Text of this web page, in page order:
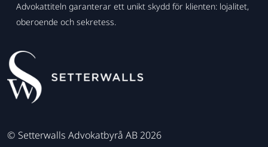
Advokattiteln garanterar ett unikt skydd för klienten: lojalitet,
oberoende och sekretess.
© Setterwalls Advokatbyrå AB 2026